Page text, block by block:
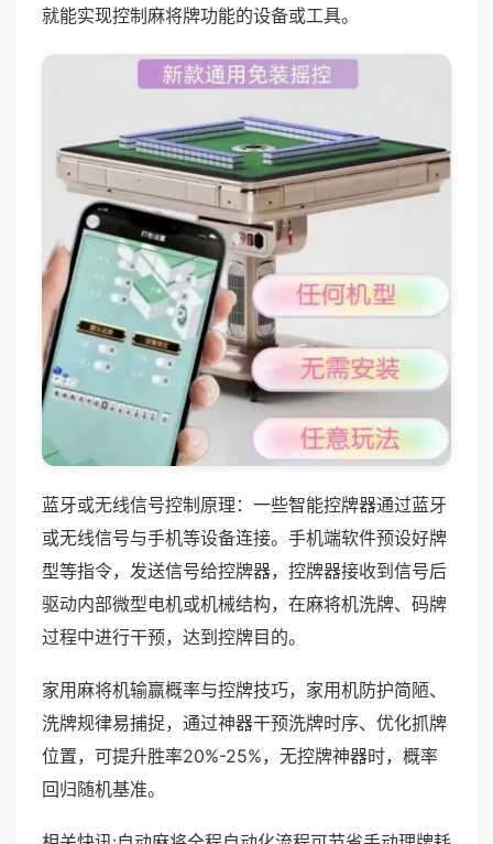
就能实现控制麻将牌功能的设备或工具。
蓝牙或无线信号控制原理：一些智能控牌器通过蓝牙
或无线信号与手机等设备连接。手机端软件预设好牌
型等指令，发送信号给控牌器，控牌器接收到信号后
驱动内部微型电机或机械结构，在麻将机洗牌、码牌
过程中进行干预，达到控牌目的。
家用麻将机输赢概率与控牌技巧，家用机防护简陋、
洗牌规律易捕捉，通过神器干预洗牌时序、优化抓牌
位置，可提升胜率20%-25%，无控牌神器时，概率
回归随机基准。